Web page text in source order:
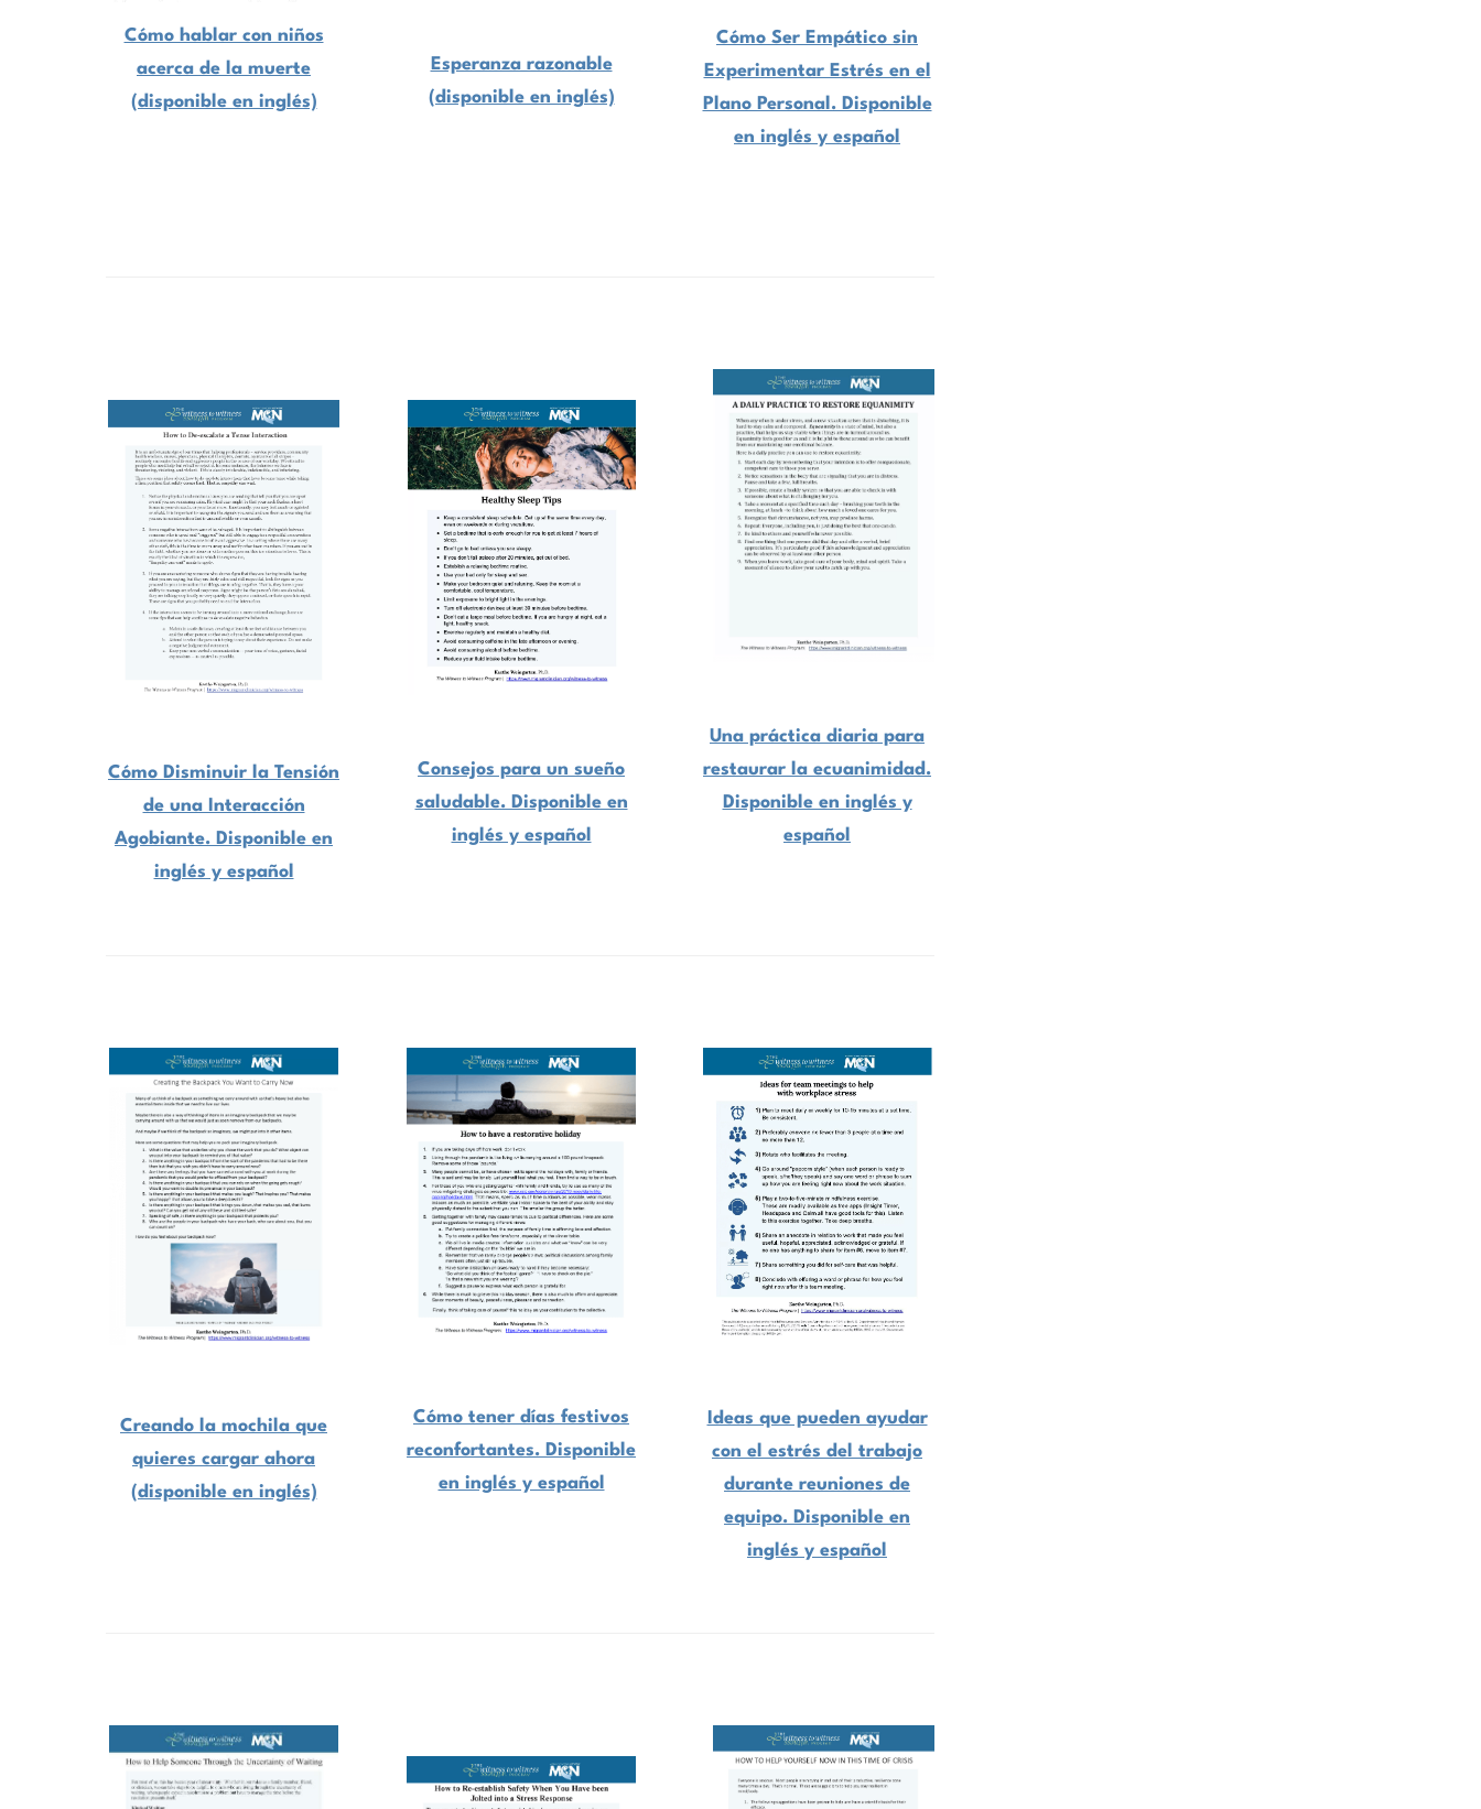
Cómo hablar con niños
acerca de la muerte
(disponible en inglés)
Esperanza razonable
(disponible en inglés)
Cómo Ser Empático sin
Experimentar Estrés en el
Plano Personal. Disponible
en inglés y español
Cómo Disminuir la Tensión
de una Interacción
Agobiante. Disponible en
inglés y español
Consejos para un sueño
saludable. Disponible en
inglés y español
Una práctica diaria para
restaurar la ecuanimidad.
Disponible en inglés y
español
Creando la mochila que
quieres cargar ahora
(disponible en inglés)
Cómo tener días festivos
reconfortantes. Disponible
en inglés y español
Ideas que pueden ayudar
con el estrés del trabajo
durante reuniones de
equipo. Disponible en
inglés y español